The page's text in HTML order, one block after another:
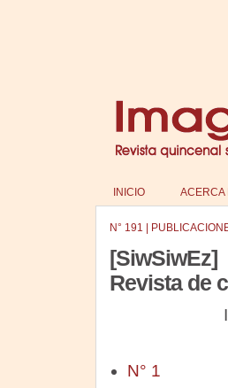
INICIO ACERCA
N° 191
[SiwSiwEz]
Revista de
N° 1